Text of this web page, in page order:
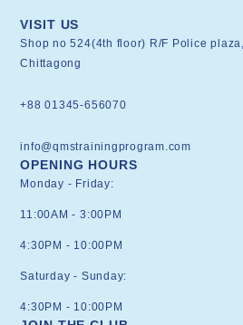
VISIT US
Shop no 524(4th floor) R/F Police
Chittagong
+88 01345-656070
info@qmstrainingprogram.com
OPENING HOURS
Monday - Friday:
11:00AM - 3:00PM
4:30PM - 10:00PM
Saturday - Sunday:
4:30PM - 10:00PM